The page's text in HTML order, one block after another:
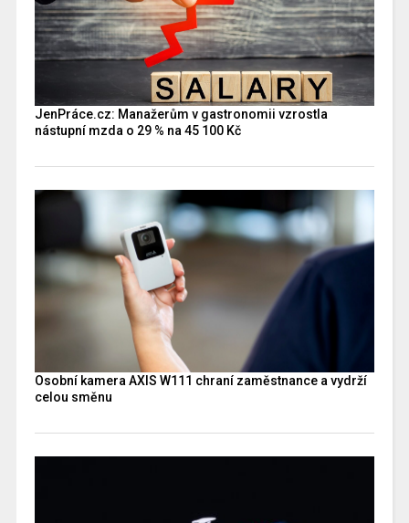
JenPráce.cz: Manažerům v gastronomii vzrostla
nástupní mzda o 29 % na 45 100 Kč
Osobní kamera AXIS W111 chraní zaměstnance a vydrží
celou směnu